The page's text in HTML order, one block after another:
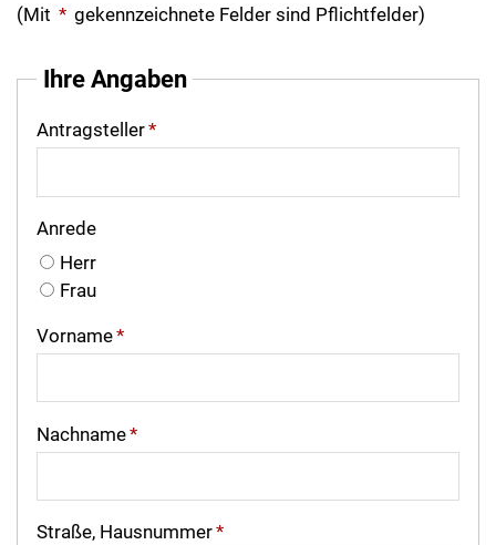
(Mit * gekennzeichnete Felder sind Pflichtfelder)
Ihre Angaben
Antragsteller*
Anrede
Herr
Frau
Vorname*
Nachname*
Straße, Hausnummer*